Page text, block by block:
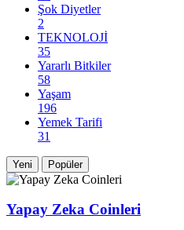
Şok Diyetler
2
TEKNOLOJİ
35
Yararlı Bitkiler
58
Yaşam
196
Yemek Tarifi
31
Yeni Popüler
Yapay Zeka Coinleri